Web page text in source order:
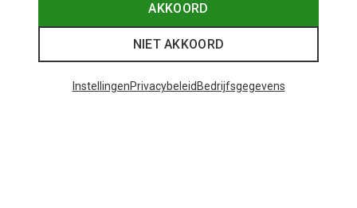
AKKOORD
NIET AKKOORD
InstellingenPrivacybeleid Bedrijfsgegevens